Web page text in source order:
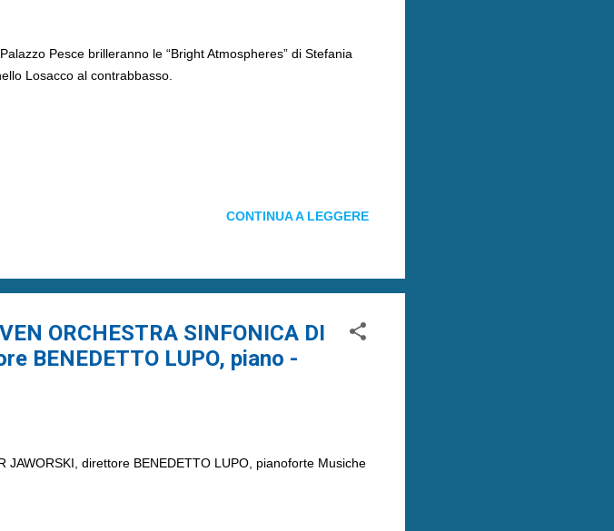
Pesce brilleranno le “Bright Atmospheres” di Stefania
Losacco al contrabbasso.
CONTINUA A LEGGERE
ORCHESTRA SINFONICA DI
BENEDETTO LUPO, piano -
JAWORSKI, direttore BENEDETTO LUPO, pianoforte Musiche